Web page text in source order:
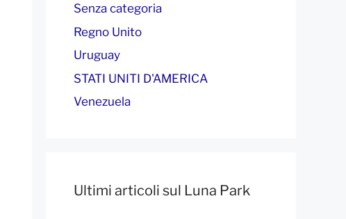
Senza categoria
Regno Unito
Uruguay
STATI UNITI D'AMERICA
Venezuela
Ultimi articoli sul Luna Park